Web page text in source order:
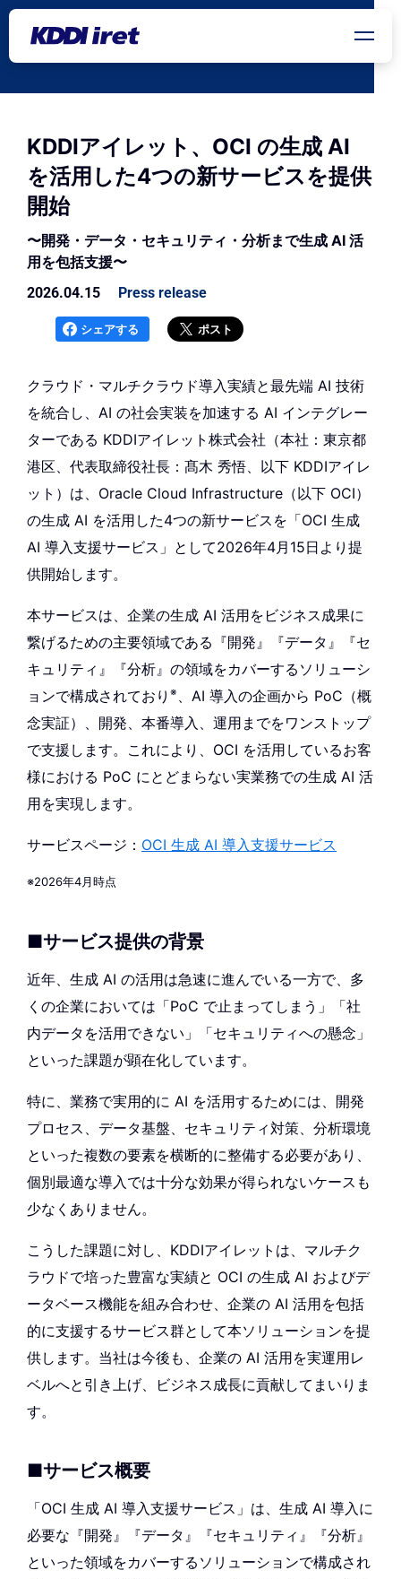
メインコンテンツにスキップ
KDDIアイレット、OCI の生成 AI
を活用した4つの新サービスを提供
開始
〜開発・データ・セキュリティ・分析まで生成 AI 活
用を包括支援〜
2026.04.15 Press release
シェアする ポスト
クラウド・マルチクラウド導入実績と最先端 AI 技術
を統合し、AI の社会実装を加速する AI インテグレー
ターである KDDIアイレット株式会社（本社：東京都
港区、代表取締役社長：髙木 秀悟、以下 KDDIアイレ
ット）は、Oracle Cloud Infrastructure（以下 OCI）
の生成 AI を活用した4つの新サービスを「OCI 生成
AI 導入支援サービス」として2026年4月15日より提
供開始します。
本サービスは、企業の生成 AI 活用をビジネス成果に
繋げるための主要領域である『開発』『データ』『セ
キュリティ』『分析』の領域をカバーするソリューシ
ョンで構成されており ※ 、AI 導入の企画から PoC（概
念実証）、開発、本番導入、運用までをワンストップ
で支援します。これにより、OCI を活用しているお客
様における PoC にとどまらない実業務での生成 AI 活
用を実現します。
サービスページ： OCI 生成 AI 導入支援サービス
※2026年4月時点
■サービス提供の背景
近年、生成 AI の活用は急速に進んでいる一方で、多
くの企業においては「PoC で止まってしまう」「社
内データを活用できない」「セキュリティへの懸念」
といった課題が顕在化しています。
特に、業務で実用的に AI を活用するためには、開発
プロセス、データ基盤、セキュリティ対策、分析環境
といった複数の要素を横断的に整備する必要があり、
個別最適な導入では十分な効果が得られないケースも
少なくありません。
こうした課題に対し、KDDIアイレットは、マルチク
ラウドで培った豊富な実績と OCI の生成 AI およびデ
ータベース機能を組み合わせ、企業の AI 活用を包括
的に支援するサービス群として本ソリューションを提
供します。当社は今後も、企業の AI 活用を実運用レ
ベルへと引き上げ、ビジネス成長に貢献してまいりま
す。
■サービス概要
「OCI 生成 AI 導入支援サービス」は、生成 AI 導入に
必要な『開発』『データ』『セキュリティ』『分析』
といった領域をカバーするソリューションで構成され